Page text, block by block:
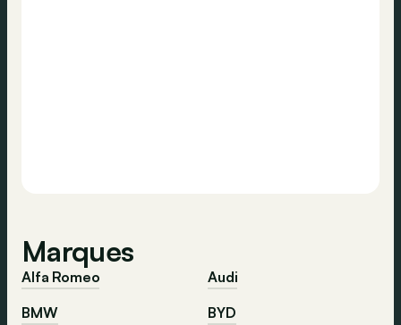
Marques
Alfa Romeo
Audi
BMW
BYD